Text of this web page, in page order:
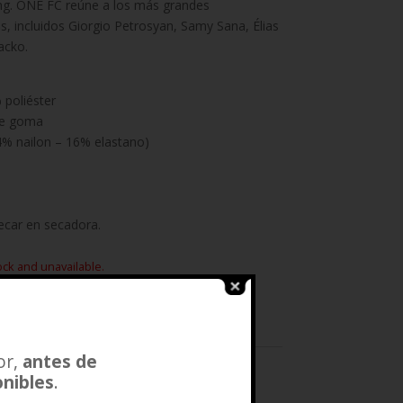
ONE FC reúne a los más grandes
incluidos Giorgio Petrosyan, Samy Sana, Élias
poliéster
goma
nailon – 16% elastano)
en secadora.
and unavailable.
antes de
.